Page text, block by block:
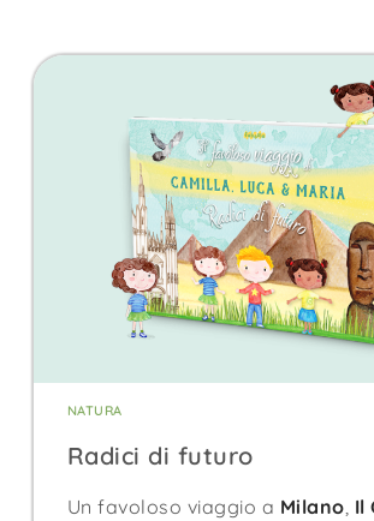
NATURA
Radici di futuro
Un favoloso viaggio a Milano, Il